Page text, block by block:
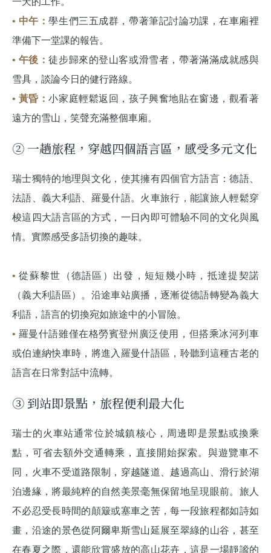
• 中午：學生們三五成群，帶著筆記討論功課，在車廂裡
準備下一堂課的報告。
• 午後：徒步歸來的登山客或滑雪者，帶著滿滿成就感與
雪具，談論今日的健行路線。
• 黃昏：小家庭輕鬆返回，孩子興奮地貼在窗邊，觀看著
遠方的雪山，笑聲充滿整個車廂。
② 一趟旅程，穿越四個語言區，感受多元文化
瑞士獨特的地理與文化，使其擁有四個官方語言：德語、
法語、義大利語、羅曼什語。火車旅行，能讓旅人輕鬆穿
梭這四大語言區的方式，一日內即可體驗不同的文化與風
情。實際感受多語切換的趣味。
• 從蘇黎世（德語區）出發，短短幾小時，抵達提契諾
（義大利語區）。沿途車站廣播，逐漸從德語轉變為義大
利語，語言的切換宛如旅途中的小冒險。
• 羅曼什語雖僅在格勞賓登州廣泛使用，但搭乘冰河列車
或伯連納快車時，將進入羅曼什語區，聆聽到這種古老的
語言在日常對話中流轉。
③ 到站即景點，旅程便利最大化
瑞士的火車站通常位於城鎮核心，周邊即是景點或換乘
點，可省去額外交通轉乘，直接開始探索。與遊覽車不
同，火車不受道路限制，穿越隧道、越過高山、滑行於湖
泊邊緣，將最純粹的自然美景毫無保留地呈現眼前。旅人
不必忍受長時間的顛簸或塞車之苦，每一段旅程都如詩如
畫，沿途的景色從阿爾卑斯雪山延展至翠綠的山谷，甚至
在春夏之際，還能欣賞盛放的高山花卉，這是一場靜謐的